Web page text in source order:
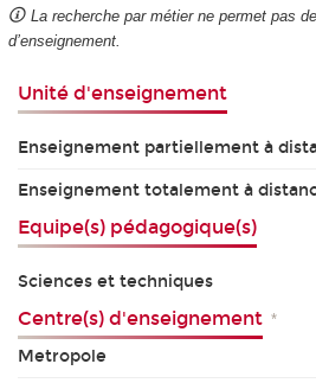
La recherche par métier ne permet pas
d’enseignement.
Unité d'enseignement
Enseignement partiellement à
Enseignement totalement à
Equipe(s) pédagogique(s)
Sciences et techniques
Centre(s) d'enseignement *
Metropole